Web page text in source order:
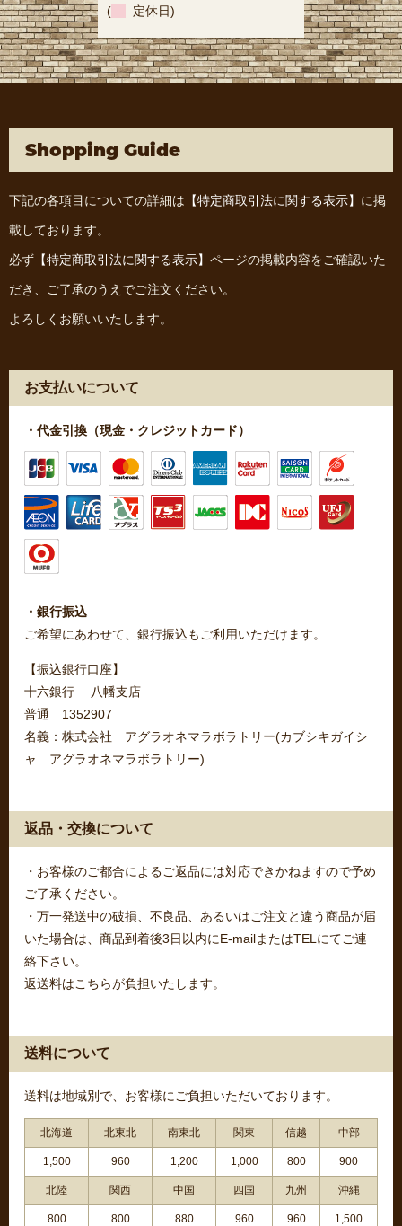
( 定休日)
Shopping Guide
下記の各項目についての詳細は 【特定商取引法に関する表示】 に掲
載しております。
必ず 【特定商取引法に関する表示】 ページの掲載内容をご確認いた
だき、ご了承のうえでご注文ください。
よろしくお願いいたします。
お支払いについて
・代金引換（現金・クレジットカード）
・銀行振込
ご希望にあわせて、銀行振込もご利用いただけます。
【振込銀行口座】
十六銀行 八幡支店
普通 1352907
名義：株式会社 アグラオネマラボラトリー(カブシキガイシ
ャ アグラオネマラボラトリー)
返品・交換について
・お客様のご都合によるご返品には対応できかねますので予め
ご了承ください。
・万一発送中の破損、不良品、あるいはご注文と違う商品が届
いた場合は、商品到着後3日以内にE-mailまたはTELにてご連
絡下さい。
返送料はこちらが負担いたします。
送料について
送料は地域別で、お客様にご負担いただいております。
北海道 北東北 南東北 関東 信越 中部
1,500 960 1,200 1,000 800 900
北陸 関西 中国 四国 九州 沖縄
800 800 880 960 960 1,500